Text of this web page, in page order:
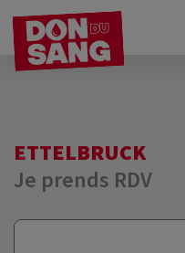
ETTELBRUCK
Je prends RDV